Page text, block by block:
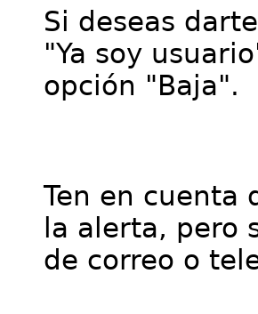
Si deseas
"Ya soy
opción "Baja".
Ten en cuenta
la alerta, pero
de correo o